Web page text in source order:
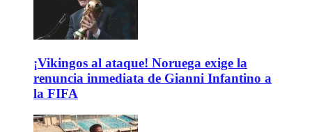
¡Vikingos al ataque! Noruega exige la
renuncia inmediata de Gianni Infantino a
la FIFA